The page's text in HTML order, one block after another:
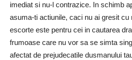
imediat si nu-l contrazice. In schimb
asuma-ti actiunile, caci nu ai gresit
escorte este pentru cei in cautarea
frumoase care nu vor sa se simta
afectat de prejudecatile dusmanului